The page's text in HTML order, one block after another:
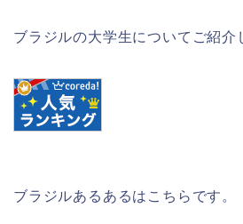
ブラジルの大学生についてご紹介
ブラジルあるあるはこちらです。